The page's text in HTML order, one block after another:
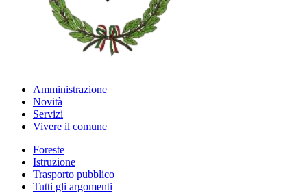
Amministrazione
Novità
Servizi
Vivere il comune
Foreste
Istruzione
Trasporto pubblico
Tutti gli argomenti